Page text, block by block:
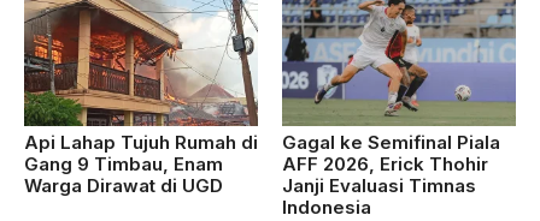
Api Lahap Tujuh Rumah di
Gang 9 Timbau, Enam
Warga Dirawat di UGD
Gagal ke Semifinal Piala
AFF 2026, Erick Thohir
Janji Evaluasi Timnas
Indonesia